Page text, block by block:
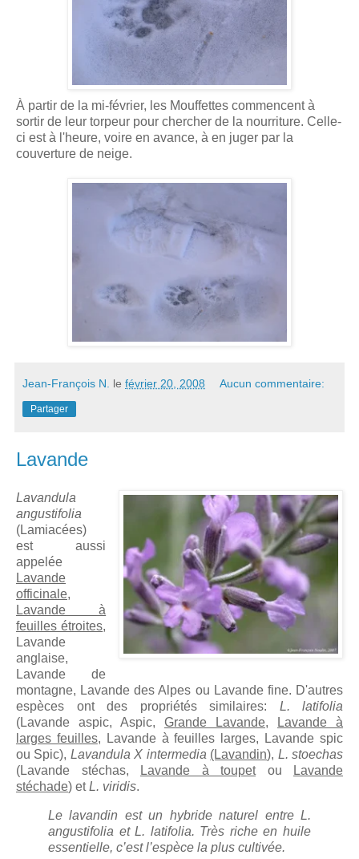
À partir de la mi-février, les Mouffettes commencent à
sortir de leur torpeur pour chercher de la nourriture. Celle-
ci est à l'heure, voire en avance, à en juger par la
couverture de neige.
Jean-François N. le février 20, 2008 Aucun commentaire:
Partager
Lavande
Lavandula
angustifolia
(Lamiacées)
est aussi
appelée
Lavande
officinale,
Lavande à
feuilles étroites,
Lavande
anglaise,
Lavande de
montagne, Lavande des Alpes ou Lavande fine. D'autres
espèces ont des propriétés similaires: L. latifolia
(Lavande aspic, Aspic, Grande Lavande,
Lavande à
larges feuilles, Lavande à feuilles larges, Lavande spic
ou Spic), Lavandula X intermedia (Lavandin), L. stoechas
(Lavande stéchas,
Lavande à toupetou
Lavande
stéchade) etL. viridis.
Le lavandin est un hybride naturel entre L.
angustifolia et L. latifolia. Très riche en huile
essentielle, c’est l’espèce la plus cultivée.